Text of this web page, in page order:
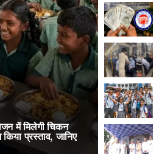
में मिलेगी चिकन
किया प्रस्ताव, जानिए
RailOne
लोकप्रिय,
अनारक्षित